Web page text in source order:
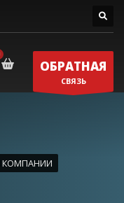
ОБРАТНАЯ
СВЯЗЬ
КОМПАНИИ